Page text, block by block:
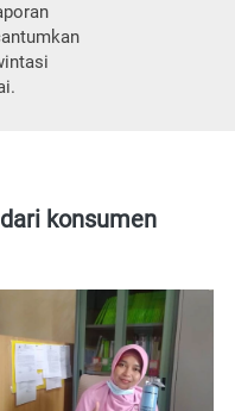
konsumen